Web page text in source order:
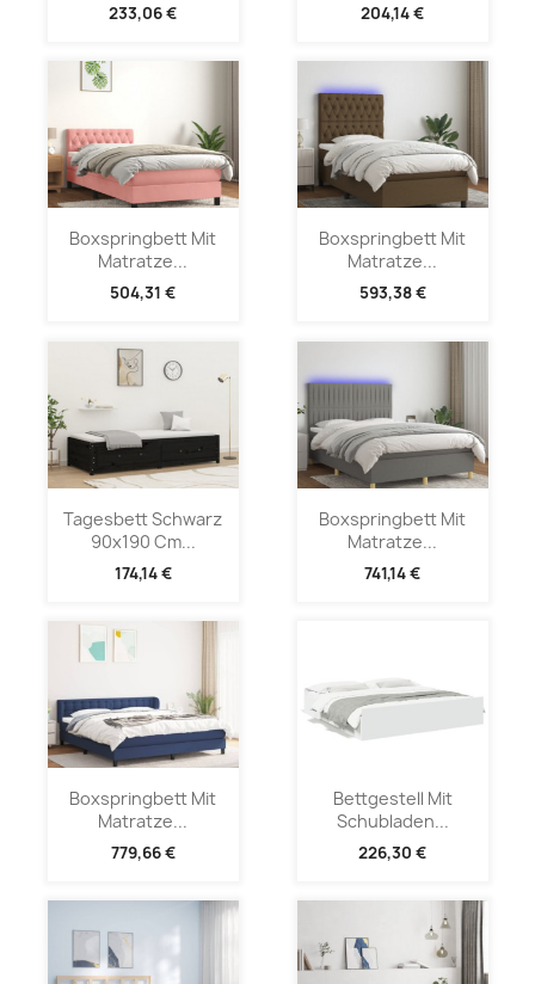
233,06 € 204,14 €
Boxspringbett Mit
Matratze...
504,31 €
Boxspringbett Mit
Matratze...
593,38 €
Tagesbett Schwarz
90x190 Cm...
174,14 €
Boxspringbett Mit
Matratze...
741,14 €
Boxspringbett Mit
Matratze...
779,66 €
Bettgestell Mit
Schubladen...
226,30 €